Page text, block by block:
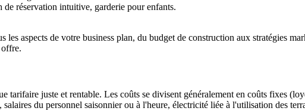
réservation intuitive, garderie pour enfants.
aspects de votre business plan, du budget de construction aux stratégies
offre.
juste et rentable. Les coûts se divisent généralement en coûts fixes
du personnel saisonnier ou à l'heure, électricité liée à l'utilisation des